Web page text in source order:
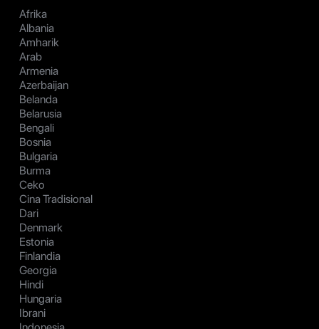
Afrika
Albania
Amharik
Arab
Armenia
Azerbaijan
Belanda
Belarusia
Bengali
Bosnia
Bulgaria
Burma
Ceko
Cina Tradisional
Dari
Denmark
Estonia
Finlandia
Georgia
Hindi
Hungaria
Ibrani